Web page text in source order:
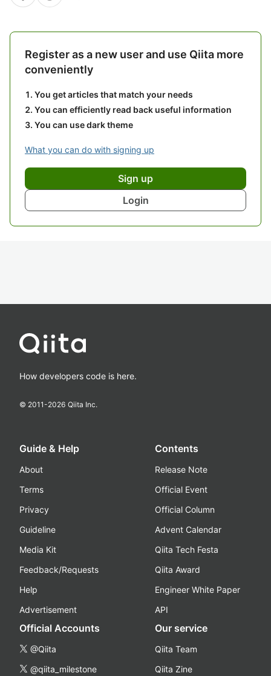
Register as a new user and use Qiita more
conveniently
You get articles that match your needs
You can efficiently read back useful information
You can use dark theme
What you can do with signing up
Sign up
Login
How developers code is here.
© 2011-2026 Qiita Inc.
Guide & Help
About
Terms
Privacy
Guideline
Media Kit
Feedback/Requests
Help
Advertisement
Contents
Release Note
Official Event
Official Column
Advent Calendar
Qiita Tech Festa
Qiita Award
Engineer White Paper
API
Official Accounts
@Qiita
@qiita_milestone
Our service
Qiita Team
Qiita Zine